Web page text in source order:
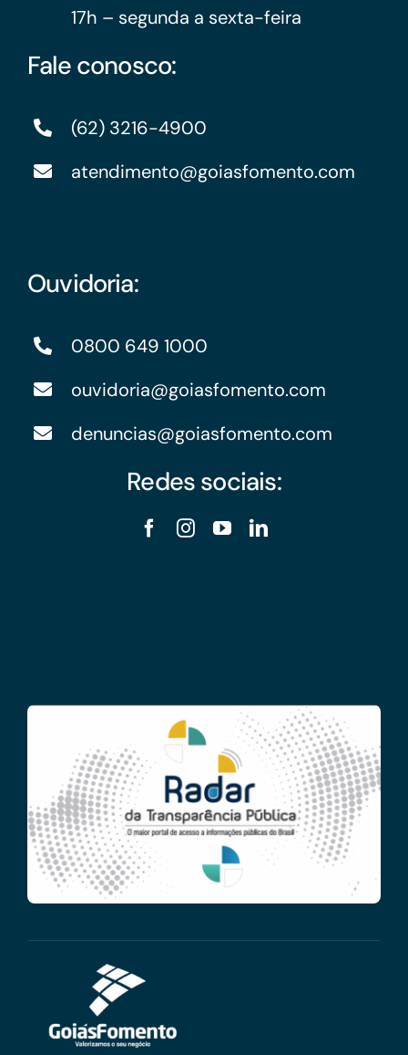
17h – segunda a sexta-feira
Fale conosco:
(62) 3216-4900
atendimento@goiasfomento.com
Ouvidoria:
0800 649 1000
ouvidoria@goiasfomento.com
denuncias@goiasfomento.com
Redes sociais: